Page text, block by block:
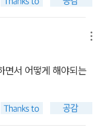
이 지닌 가치를 어떻
년간 이 사회를 지배
의 장에 드러내 보이
지 않은 것에 대해서
면서 어떻게 해야되는